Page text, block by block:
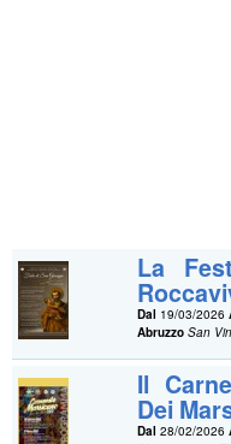
La
Dal 19/03/2026
Abruzzo San
Il
Dei
Dal 28/02/2026